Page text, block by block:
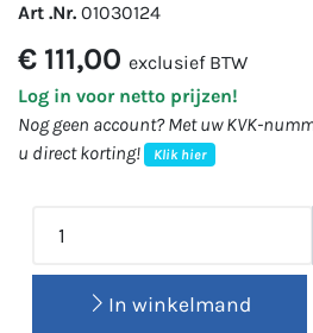
Art .Nr. 01030124
€ 111,00 exclusief BTW
Log in voor netto prijzen!
Nog geen account? Met uw KVK-
u direct korting!
Klik hier
In winkelmand